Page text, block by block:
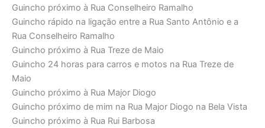
Guincho próximo à Rua Conselheiro Ramalho
Guincho rápido na ligação entre a Rua Santo Antônio e a
Rua Conselheiro Ramalho
Guincho próximo à Rua Treze de Maio
Guincho 24 horas para carros e motos na Rua Treze de
Maio
Guincho próximo à Rua Major Diogo
Guincho próximo de mim na Rua Major Diogo na Bela Vista
Guincho próximo à Rua Rui Barbosa